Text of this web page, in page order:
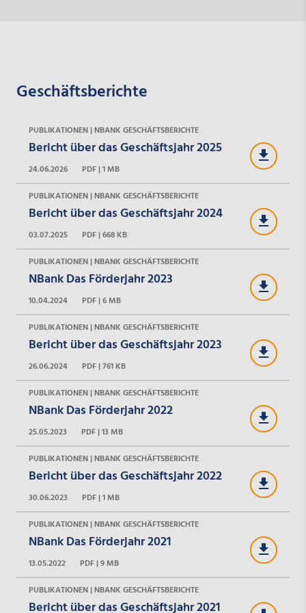
Geschäftsberichte
PUBLIKATIONEN | NBANK GESCHÄFTSBERICHTE
Bericht über das Geschäftsjahr 2025
24.06.2026
PDF | 1 MB
PUBLIKATIONEN | NBANK GESCHÄFTSBERICHTE
Bericht über das Geschäftsjahr 2024
03.07.2025
PDF | 668 KB
PUBLIKATIONEN | NBANK GESCHÄFTSBERICHTE
NBank Das Förderjahr 2023
10.04.2024
PDF | 6 MB
PUBLIKATIONEN | NBANK GESCHÄFTSBERICHTE
Bericht über das Geschäftsjahr 2023
26.06.2024
PDF | 761 KB
PUBLIKATIONEN | NBANK GESCHÄFTSBERICHTE
NBank Das Förderjahr 2022
25.05.2023
PDF | 13 MB
PUBLIKATIONEN | NBANK GESCHÄFTSBERICHTE
Bericht über das Geschäftsjahr 2022
30.06.2023
PDF | 1 MB
PUBLIKATIONEN | NBANK GESCHÄFTSBERICHTE
NBank Das Förderjahr 2021
13.05.2022
PDF | 9 MB
PUBLIKATIONEN | NBANK GESCHÄFTSBERICHTE
Bericht über das Geschäftsjahr 2021